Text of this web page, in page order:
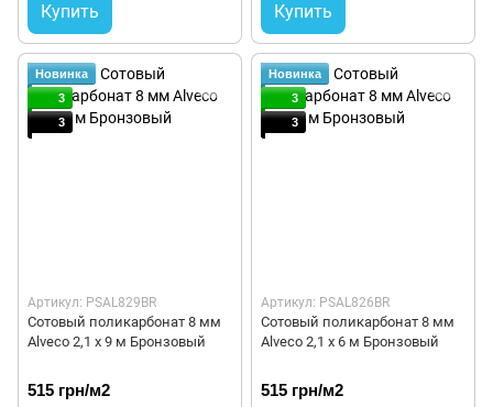
Купить Купить
Новинка
3
3
Артикул: PSAL829BR
Сотовый поликарбонат 8 мм
Alveco 2,1 x 9 м Бронзовый
515 грн/м2
Новинка
3
3
Артикул: PSAL826BR
Сотовый поликарбонат 8 мм
Alveco 2,1 x 6 м Бронзовый
515 грн/м2